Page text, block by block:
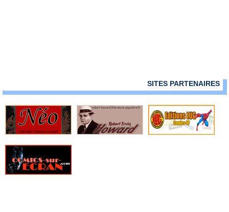
SITES PARTENAIRES